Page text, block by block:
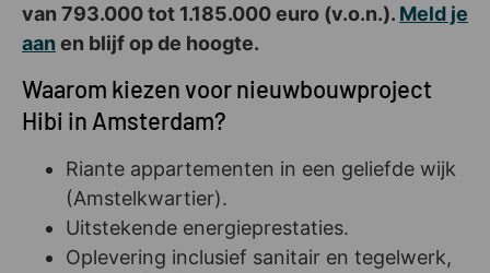
van 793.000 tot 1.185.000 euro (v.o.n.). Meld je
aan en blijf op de hoogte.
Waarom kiezen voor nieuwbouwproject
Hibi in Amsterdam?
Riante appartementen in een geliefde wijk
(Amstelkwartier).
Uitstekende energieprestaties.
Oplevering inclusief sanitair en tegelwerk,